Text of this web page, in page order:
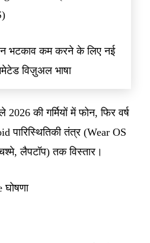
भटकाव कम करने के लिए नई
विज़ुअल भाषा
की गर्मियों में फोन, फिर वर्ष
तंत्र (Wear OS
लैपटॉप) तक विस्तार।